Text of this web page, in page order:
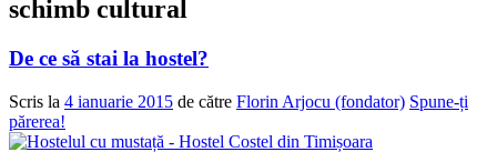
schimb cultural
De ce să stai la hostel?
Scris la 4 ianuarie 2015 de către Florin Arjocu (fondator) Spune-ți
părerea!